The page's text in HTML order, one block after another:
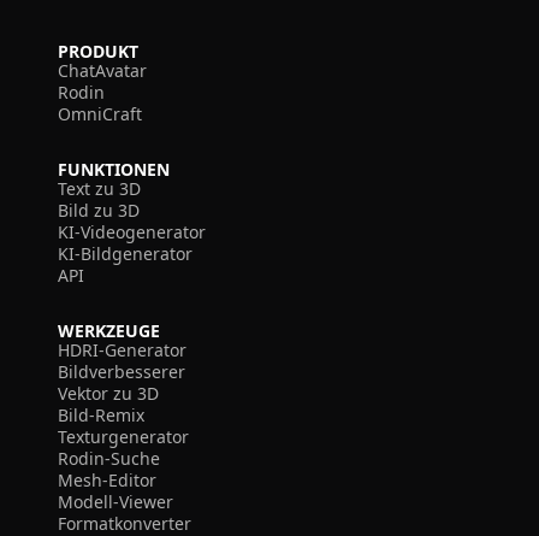
PRODUKT
ChatAvatar
Rodin
OmniCraft
FUNKTIONEN
Text zu 3D
Bild zu 3D
KI-Videogenerator
KI-Bildgenerator
API
WERKZEUGE
HDRI-Generator
Bildverbesserer
Vektor zu 3D
Bild-Remix
Texturgenerator
Rodin-Suche
Mesh-Editor
Modell-Viewer
Formatkonverter